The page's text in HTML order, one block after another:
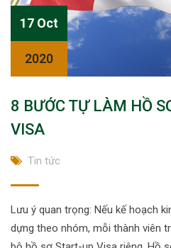
17 Oct
2020
8 BƯỚC TỰ LÀM HỒ
VISA
Tin tức
Lưu ý quan trọng: Nếu kế hoạch
dựng theo nhóm, mỗi thành viên